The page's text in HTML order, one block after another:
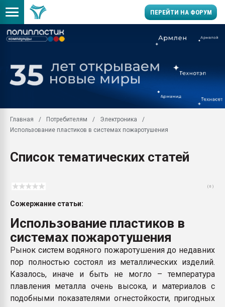
ПЕРЕЙТИ НА ФОРУМ
производство SPC
цикла
заводу пластмасс"
Подмосковье, Москва
Всё, что касается
бутылок
ПЕРЕЙТИ НА
Главная Потребителям
Электроника
Использование пластиков в системах пожаротушения
Список тематических статей
( 0 )
Сожержание статьи:
Использование пластиков в
системах пожаротушения
Рынок систем водяного пожаротушения до недавних
пор полностью состоял из металлических изделий.
Казалось, иначе и быть не могло – температура
плавления металла очень высока, и материалов с
подобными показателями огнестойкости, пригодных